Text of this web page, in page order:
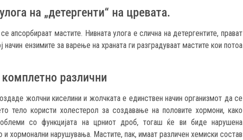
на „детергенти“ на цревата.
апсорбираат мастите. Нивната улога е слична на детергентите, прават
ензимите за варење на храната ги разградуваат мастите кои потоа
различни
жолчни киселини и жолчката е единствен начин организмот да се
тело користи холестерол за создавање на половите хормони, како
со функцијата на црниот дроб, тогаш ќе ви биде нарушена
и хормонални нарушувања. Мастите, пак, имаат различен хемиски состав